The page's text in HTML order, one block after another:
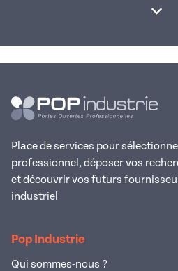
Place de services pour
professionnel, déposer vos
et découvrir vos futurs
industriel
Pop Industrie
Qui sommes-nous ?